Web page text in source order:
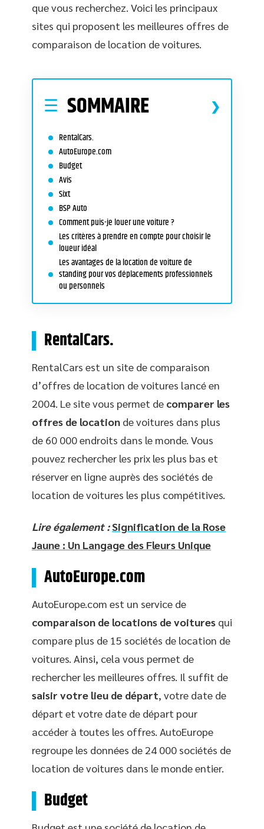
que vous recherchez. Voici les principaux
sites qui proposent les meilleures offres de
comparaison de location de voitures.
SOMMAIRE
RentalCars.
AutoEurope.com
Budget
Avis
Sixt
BSP Auto
Comment puis-je louer une voiture ?
Les critères à prendre en compte pour choisir le
loueur idéal
Les avantages de la location de voiture de
standing pour vos déplacements professionnels
ou personnels
RentalCars.
RentalCars est un site de comparaison
d’offres de location de voitures lancé en
2004. Le site vous permet de comparer les
offres de location de voitures dans plus
de 60 000 endroits dans le monde. Vous
pouvez rechercher les prix les plus bas et
réserver en ligne auprès des sociétés de
location de voitures les plus compétitives.
Lire également : Signification de la Rose
Jaune : Un Langage des Fleurs Unique
AutoEurope.com
AutoEurope.com est un service de
comparaison de locations de voitures qui
compare plus de 15 sociétés de location de
voitures. Ainsi, cela vous permet de
rechercher les meilleures offres. Il suffit de
saisir votre lieu de départ, votre date de
départ et votre date de départ pour
accéder à toutes les offres. AutoEurope
regroupe les données de 24 000 sociétés de
location de voitures dans le monde entier.
Budget